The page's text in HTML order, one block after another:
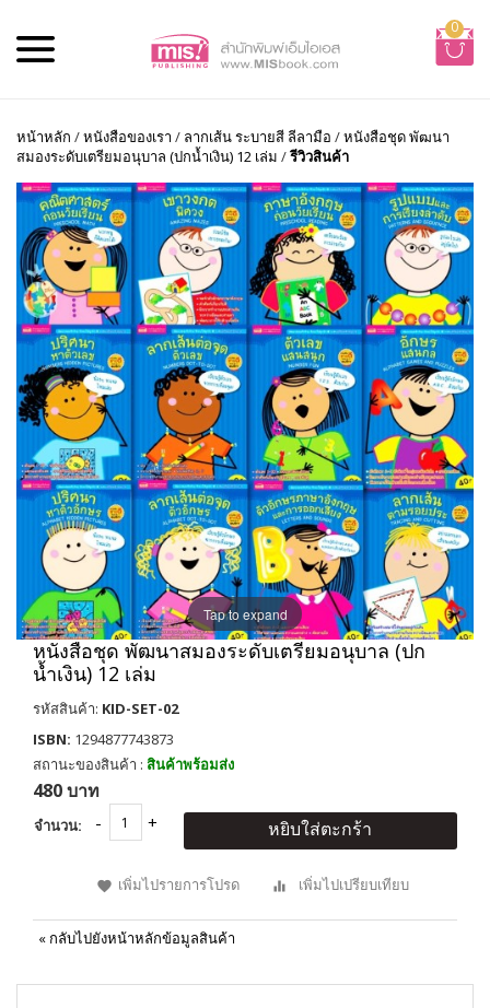
0
หน้าหลัก /หนังสือของเรา / ลากเส้น ระบายสี ลีลามือ /หนังสือชุด พัฒนา
สมองระดับเตรียมอนุบาล (ปกน้ำเงิน) 12 เล่ม /รีวิวสินค้า
Tap to expand
หนังสือชุด พัฒนาสมองระดับเตรียมอนุบาล (ปก
น้ำเงิน) 12 เล่ม
รหัสสินค้า: KID-SET-02
ISBN: 1294877743873
สถานะของสินค้า : สินค้าพร้อมส่ง
480 บาท
จำนวน: หยิบใส่ตะกร้า
เพิ่มไปรายการโปรด เพิ่มไปเปรียบเทียบ
« กลับไปยังหน้าหลักข้อมูลสินค้า